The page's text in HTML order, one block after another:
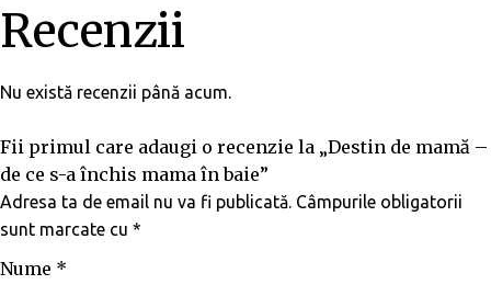
Recenzii
Nu există recenzii până acum.
Fii primul care adaugi o recenzie la „Destin de mamă –
de ce s-a închis mama în baie”
Adresa ta de email nu va fi publicată. Câmpurile obligatorii
sunt marcate cu *
Nume *